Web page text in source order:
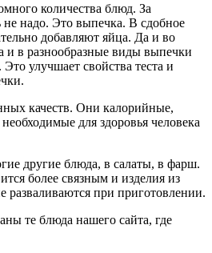
количества блюд. За
не надо. Это выпечка. В сдобное
добавляют яйца. Да и во
и в разнообразные виды выпечки
улучшает свойства теста и
качеств. Они калорийные,
для здоровья человека
другие блюда, в салаты, в фарш.
более связным и изделия из
разваливаются при приготовлении.
те блюда нашего сайта, где